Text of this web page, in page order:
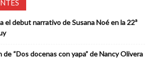
el debut narrativo de Susana Noé en la 22ª
“Dos docenas con yapa” de Nancy Olivera